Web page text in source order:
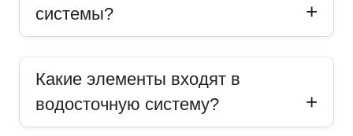
системы?
Какие элементы входят в
водосточную систему?